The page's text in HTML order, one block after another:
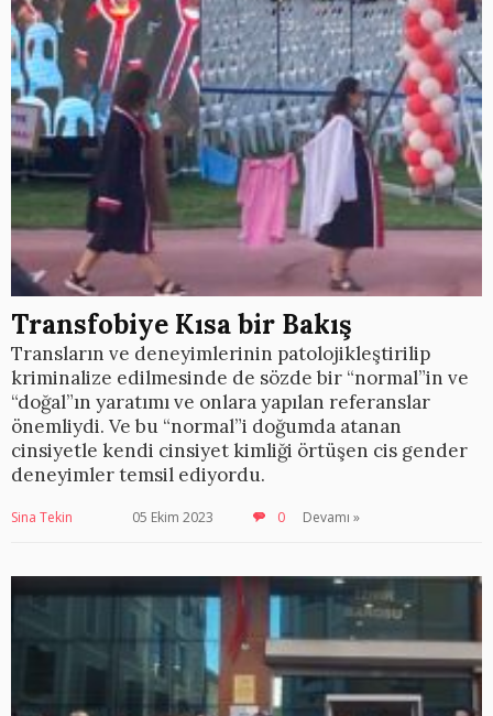
Transfobiye Kısa bir Bakış
Transların ve deneyimlerinin patolojikleştirilip
kriminalize edilmesinde de sözde bir “normal”in ve
“doğal”ın yaratımı ve onlara yapılan referanslar
önemliydi. Ve bu “normal”i doğumda atanan
cinsiyetle kendi cinsiyet kimliği örtüşen cis gender
deneyimler temsil ediyordu.
Sina Tekin 05 Ekim 2023 0 Devamı »